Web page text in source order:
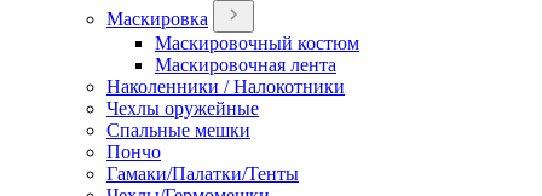
Маскировка
Маскировочный костюм
Маскировочная лента
Наколенники / Налокотники
Чехлы оружейные
Спальные мешки
Пончо
Гамаки/Палатки/Тенты